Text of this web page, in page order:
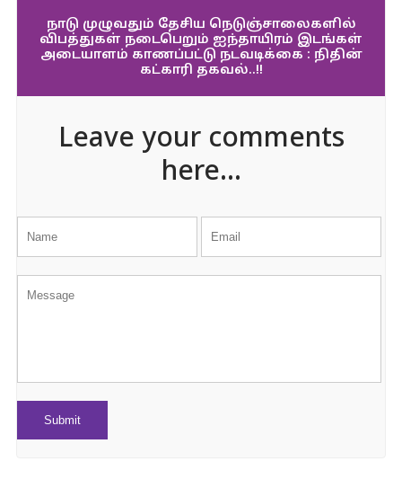
நாடு முழுவதும் தேசிய நெடுஞ்சாலைகளில்
விபத்துகள் நடைபெறும் ஐந்தாயிரம் இடங்கள்
அடையாளம் காணப்பட்டு நடவடிக்கை : நிதின்
கட்காரி தகவல்..!!
Leave your comments
here...